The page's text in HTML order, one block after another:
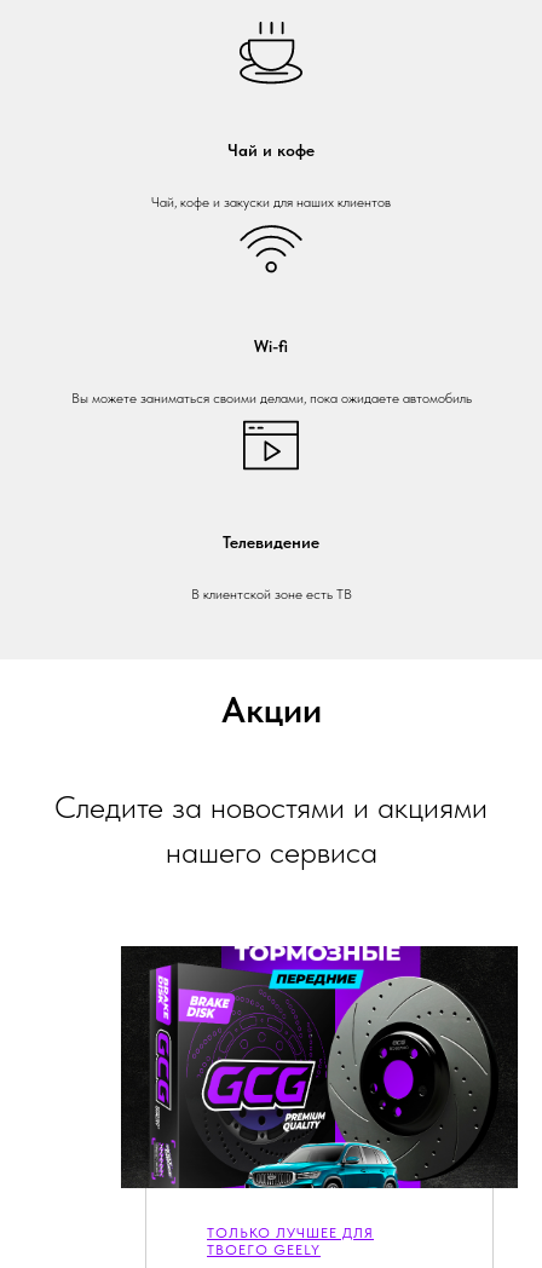
Чай и кофе
Чай, кофе и закуски для наших клиентов
Wi-fi
Вы можете заниматься своими делами, пока ожидаете автомобиль
Телевидение
В клиентской зоне есть ТВ
Акции
Следите за новостями и акциями
нашего сервиса
ТОЛЬКО ЛУЧШЕЕ ДЛЯ
ТВОЕГО GEELY